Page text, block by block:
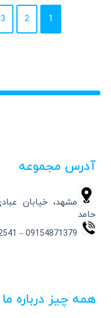
1
2
3
آدرس مجموعه
حامد
همه چیز درباره ما